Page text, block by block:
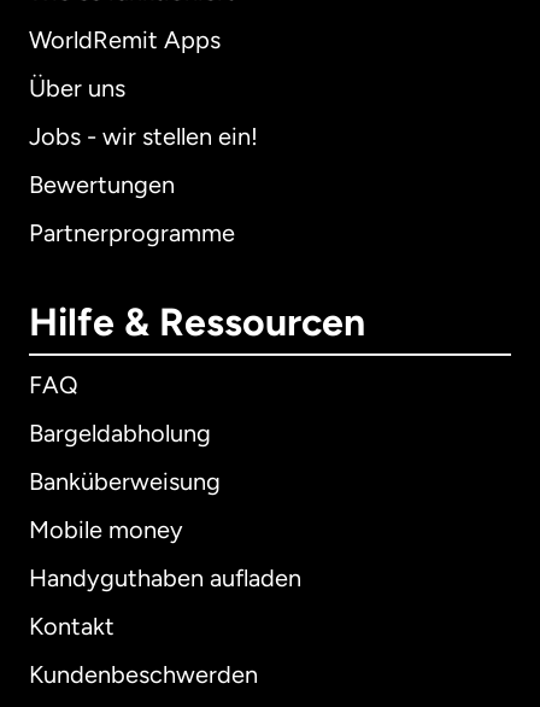
WorldRemit Apps
Über uns
Jobs - wir stellen ein!
Bewertungen
Partnerprogramme
Hilfe & Ressourcen
FAQ
Bargeldabholung
Banküberweisung
Mobile money
Handyguthaben aufladen
Kontakt
Kundenbeschwerden